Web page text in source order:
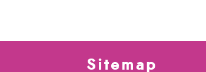
Sitemap